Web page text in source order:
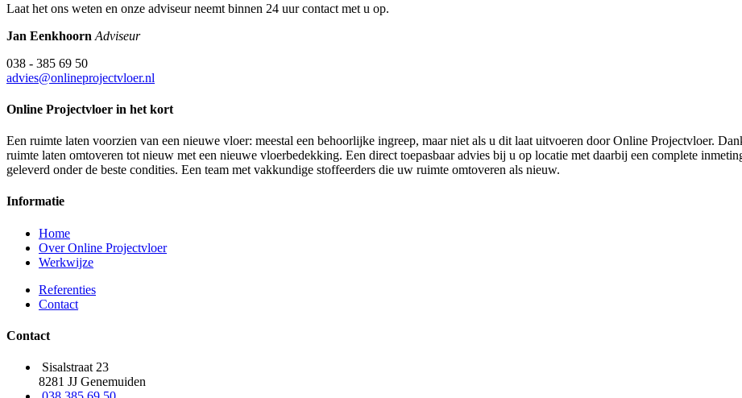
Laat het ons weten en onze adviseur neemt binnen 24 uur contact met u op.
Jan Eenkhoorn Adviseur
038 - 385 69 50
advies@onlineprojectvloer.nl
Online Projectvloer in het kort
Een ruimte laten voorzien van een nieuwe vloer: meestal een behoorlijke ingreep, maar niet als u dit laat uitvoeren door Online Projectvloer.
ruimte laten omtoveren tot nieuw met een nieuwe vloerbedekking. Een direct toepasbaar advies bij u op locatie met daarbij een complete
geleverd onder de beste condities. Een team met vakkundige stoffeerders die uw ruimte omtoveren als nieuw.
Informatie
Home
Over Online Projectvloer
Werkwijze
Referenties
Contact
Contact
Sisalstraat 23
8281 JJ Genemuiden